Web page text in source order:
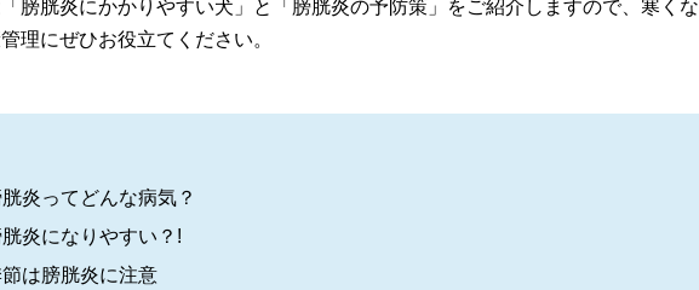
膀胱炎にかかりやすい犬」と「膀胱炎の予防策」をご紹介しますので、寒くな
理にぜひお役立てください。
炎ってどんな病気？
炎になりやすい？!
は膀胱炎に注意